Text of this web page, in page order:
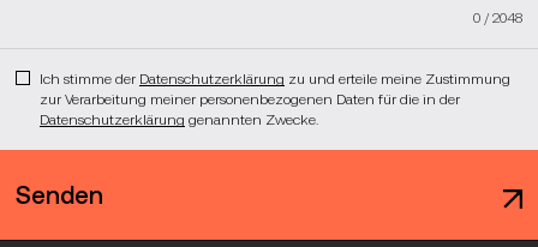
0 /2048
Ich stimme der Datenschutzerklärung zu und erteile meine Zustimmung
zur Verarbeitung meiner personenbezogenen Daten für die in der
Datenschutzerklärung genannten Zwecke.
Senden